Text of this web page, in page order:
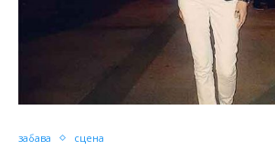
забава сцена